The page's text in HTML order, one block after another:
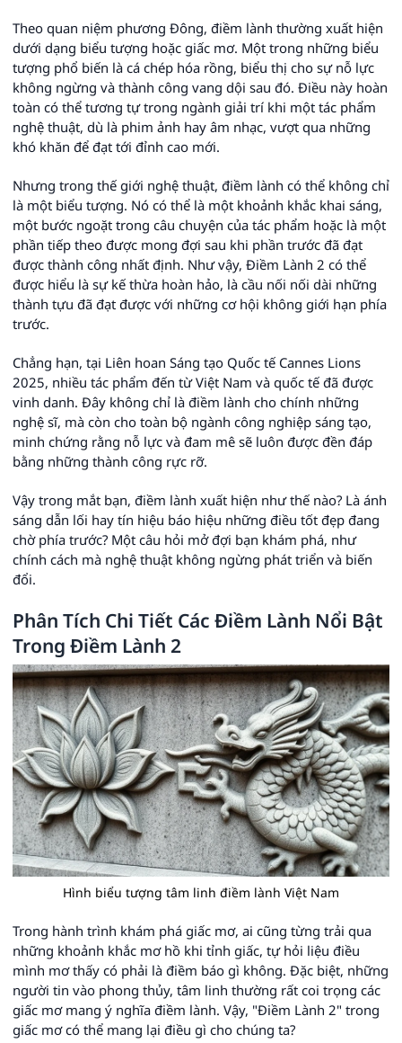
Theo quan niệm phương Đông, điềm lành thường xuất hiện
dưới dạng biểu tượng hoặc giấc mơ. Một trong những biểu
tượng phổ biến là cá chép hóa rồng, biểu thị cho sự nỗ lực
không ngừng và thành công vang dội sau đó. Điều này hoàn
toàn có thể tương tự trong ngành giải trí khi một tác phẩm
nghệ thuật, dù là phim ảnh hay âm nhạc, vượt qua những
khó khăn để đạt tới đỉnh cao mới.
Nhưng trong thế giới nghệ thuật, điềm lành có thể không chỉ
là một biểu tượng. Nó có thể là một khoảnh khắc khai sáng,
một bước ngoặt trong câu chuyện của tác phẩm hoặc là một
phần tiếp theo được mong đợi sau khi phần trước đã đạt
được thành công nhất định. Như vậy, Điềm Lành 2 có thể
được hiểu là sự kế thừa hoàn hảo, là cầu nối nối dài những
thành tựu đã đạt được với những cơ hội không giới hạn phía
trước.
Chẳng hạn, tại Liên hoan Sáng tạo Quốc tế Cannes Lions
2025, nhiều tác phẩm đến từ Việt Nam và quốc tế đã được
vinh danh. Đây không chỉ là điềm lành cho chính những
nghệ sĩ, mà còn cho toàn bộ ngành công nghiệp sáng tạo,
minh chứng rằng nỗ lực và đam mê sẽ luôn được đền đáp
bằng những thành công rực rỡ.
Vậy trong mắt bạn, điềm lành xuất hiện như thế nào? Là ánh
sáng dẫn lối hay tín hiệu báo hiệu những điều tốt đẹp đang
chờ phía trước? Một câu hỏi mở đợi bạn khám phá, như
chính cách mà nghệ thuật không ngừng phát triển và biến
đổi.
Phân Tích Chi Tiết Các Điềm Lành Nổi Bật
Trong Điềm Lành 2
Hình biểu tượng tâm linh điềm lành Việt Nam
Trong hành trình khám phá giấc mơ, ai cũng từng trải qua
những khoảnh khắc mơ hồ khi tỉnh giấc, tự hỏi liệu điều
mình mơ thấy có phải là điềm báo gì không. Đặc biệt, những
người tin vào phong thủy, tâm linh thường rất coi trọng các
giấc mơ mang ý nghĩa điềm lành. Vậy, "Điềm Lành 2" trong
giấc mơ có thể mang lại điều gì cho chúng ta?